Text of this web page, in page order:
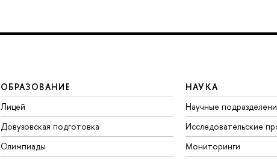
ОБРАЗОВАНИЕ
Лицей
Довузовская подготовка
Олимпиады
НАУКА
Научные
Исследовательские
Мониторинги